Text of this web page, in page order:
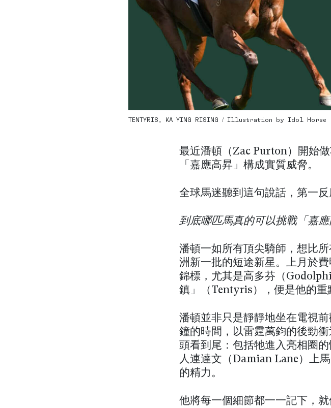
TENTYRIS, KA YING RISING / Illustration by Idol Horse
最近潘頓（Zac Purton）開始
「嘉應高昇」構成實質威脅。
全球馬迷聽到這句說話，第一反
到底哪匹馬真的可以挑戰「嘉
潘頓一如所有頂尖騎師，想比
洲新一批的短途新星。上月於
錦標，尤其是高多芬（
鎮」（Tentyris），便是他的重
潘頓並非只是靜靜地坐在電視
鐘的時間，以雷霆萬鈞的後勁
頭看到尾：包括牠進入亮相圈
人連達文（Damian Lane）上
的精力。
他將每一個細節都一一記下，